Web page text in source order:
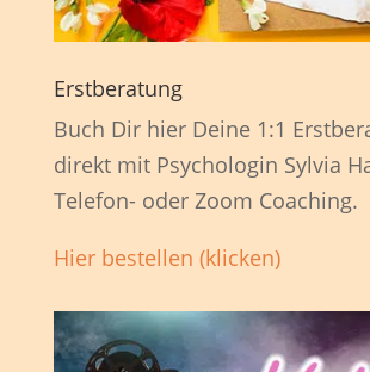
Erstberatung
Buch Dir hier Deine 1:1
direkt mit Psychologin Sylvia
Telefon- oder Zoom Coaching.
Hier bestellen (klicken)